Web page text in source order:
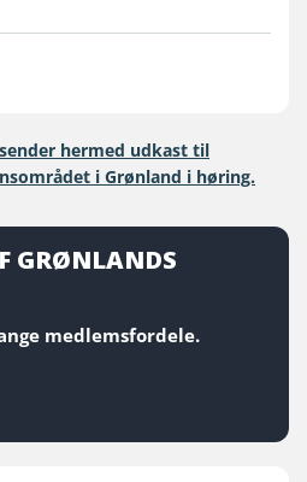
hermed udkast til
i Grønland i høring.
GRØNLANDS
medlemsfordele.